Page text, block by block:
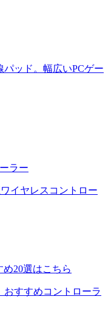
ッド。幅広いPCゲー
ラー
イヤレスコントロー
め20選はこちら
すすめコントローラ